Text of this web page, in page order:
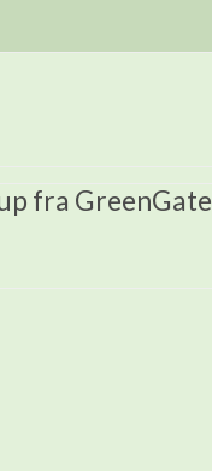
fra GreenGate